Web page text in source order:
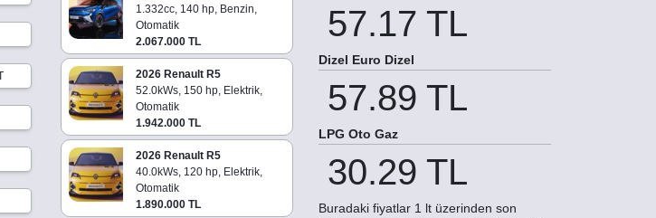
1.332cc, 140 hp, Benzin,
Otomatik
2.067.000 TL
2026 Renault R5
52.0kWs, 150 hp, Elektrik,
Otomatik
1.942.000 TL
2026 Renault R5
40.0kWs, 120 hp, Elektrik,
Otomatik
1.890.000 TL
57.17 TL
Dizel Euro Dizel
57.89 TL
LPG Oto Gaz
30.29 TL
Buradaki fiyatlar 1 lt üzerinden son